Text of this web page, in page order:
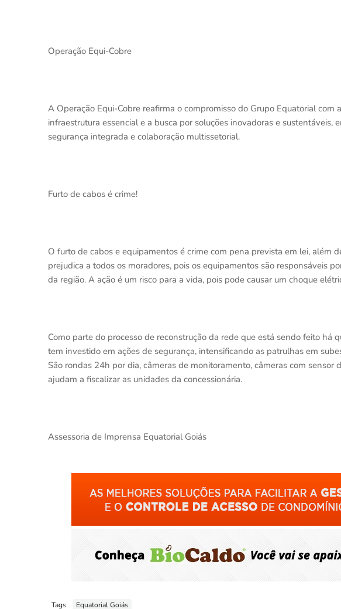
Operação Equi-Cobre
A Operação Equi-Cobre reafirma o compromisso do Grupo Equatorial com
infraestrutura essencial e a busca por soluções inovadoras e sustentáveis,
segurança integrada e colaboração multissetorial.
Furto de cabos é crime!
O furto de cabos e equipamentos é crime com pena prevista em lei, além
prejudica a todos os moradores, pois os equipamentos são responsáveis
da região. A ação é um risco para a vida, pois pode causar um choque
Como parte do processo de reconstrução da rede que está sendo feito há
tem investido em ações de segurança, intensificando as patrulhas em
São rondas 24h por dia, câmeras de monitoramento, câmeras com
ajudam a fiscalizar as unidades da concessionária.
Assessoria de Imprensa Equatorial Goiás
Tags Equatorial Goiás